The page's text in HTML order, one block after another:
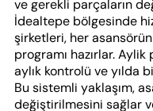
ve gerekli parçaların
İdealtepe bölgesinde
şirketleri, her
programı hazırlar. Aylik
aylık kontrolü ve yılda
Bu sistemli yaklaşım,
değiştirilmesini sağlar